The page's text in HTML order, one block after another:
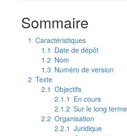
Sommaire
1 Caractéristiques
1.1 Date de dépôt
1.2 Nom
1.3 Numéro de version
2 Texte
2.1 Objectifs
2.1.1 En cours
2.1.2 Sur le long terme
2.2 Organisation
2.2.1 Juridique